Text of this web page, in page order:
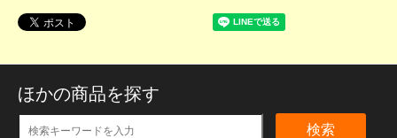
ほかの商品を探す
検索